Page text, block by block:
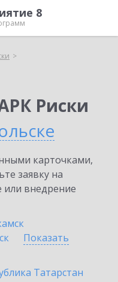
8
Риски
карточками,
заявку на
или внедрение
Показать
Татарстан